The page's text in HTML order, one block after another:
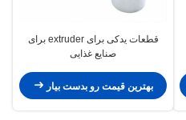
قطعات یدکی برای extruder برای
صنایع غذایی
بهترین قیمت رو بدست بیار